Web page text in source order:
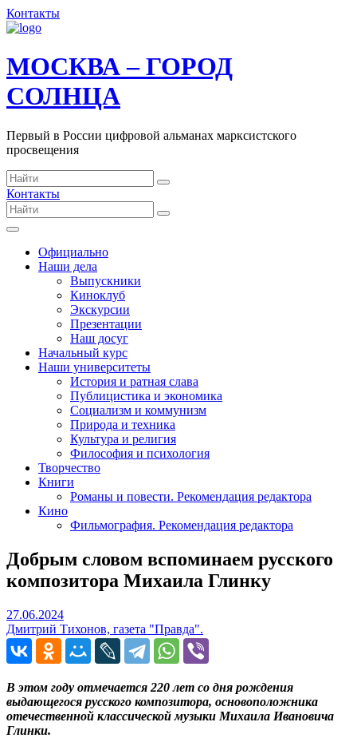
Контакты
МОСКВА – ГОРОД
СОЛНЦА
Первый в России цифровой альманах марксистского
просвещения
Контакты
Официально
Наши дела
Выпускники
Киноклуб
Экскурсии
Презентации
Наш досуг
Начальный курс
Наши университеты
История и ратная слава
Публицистика и экономика
Социализм и коммунизм
Природа и техника
Культура и религия
Философия и психология
Творчество
Книги
Романы и повести. Рекомендация редактора
Кино
Фильмография. Рекомендация редактора
Добрым словом вспоминаем русского
композитора Михаила Глинку
27.06.202427.06.2024
Дмитрий Тихонов, газета "Правда".
В этом году отмечается 220 лет со дня рождения
выдающегося русского композитора, основоположника
отечественной классической музыки Михаила Ивановича
Глинки.